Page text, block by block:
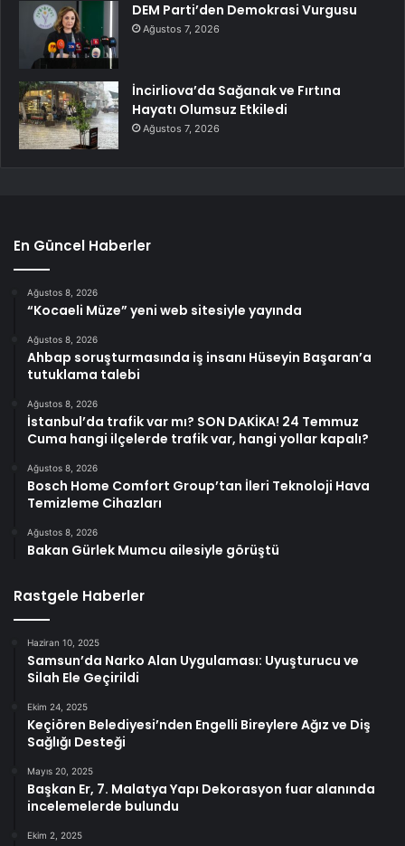
DEM Parti’den Demokrasi Vurgusu
Ağustos 7, 2026
İncirliova’da Sağanak ve Fırtına
Hayatı Olumsuz Etkiledi
Ağustos 7, 2026
En Güncel Haberler
Ağustos 8, 2026
“Kocaeli Müze” yeni web sitesiyle yayında
Ağustos 8, 2026
Ahbap soruşturmasında iş insanı Hüseyin Başaran’a
tutuklama talebi
Ağustos 8, 2026
İstanbul’da trafik var mı? SON DAKİKA! 24 Temmuz
Cuma hangi ilçelerde trafik var, hangi yollar kapalı?
Ağustos 8, 2026
Bosch Home Comfort Group’tan İleri Teknoloji Hava
Temizleme Cihazları
Ağustos 8, 2026
Bakan Gürlek Mumcu ailesiyle görüştü
Rastgele Haberler
Haziran 10, 2025
Samsun’da Narko Alan Uygulaması: Uyuşturucu ve
Silah Ele Geçirildi
Ekim 24, 2025
Keçiören Belediyesi’nden Engelli Bireylere Ağız ve Diş
Sağlığı Desteği
Mayıs 20, 2025
Başkan Er, 7. Malatya Yapı Dekorasyon fuar alanında
incelemelerde bulundu
Ekim 2, 2025